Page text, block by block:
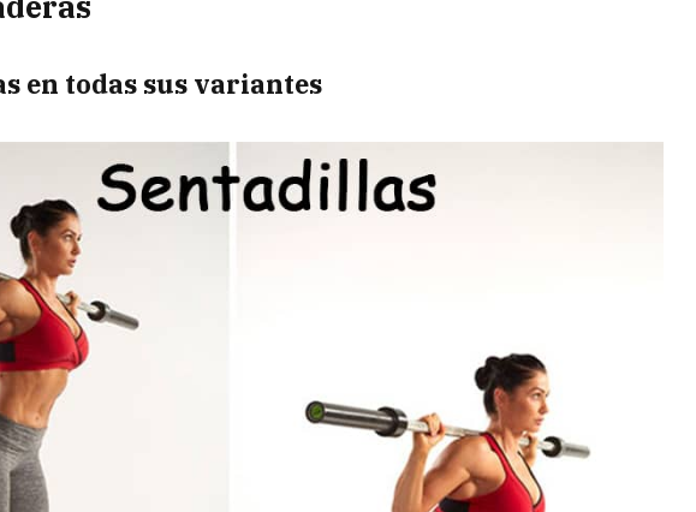
en todas sus variantes